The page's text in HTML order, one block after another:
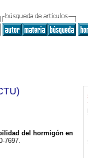
del hormigón en
7697.